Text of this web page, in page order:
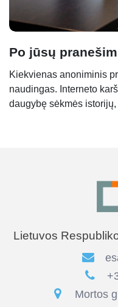
Po jūsų
Kiekvienas anoniminis
naudingas. Interneto
daugybę sėkmės istorijų,
Lietuvos
Mortos